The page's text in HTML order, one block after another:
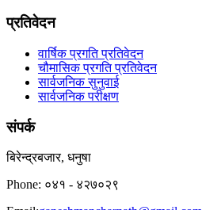
प्रतिवेदन
वार्षिक प्रगति प्रतिवेदन
चौमासिक प्रगति प्रतिवेदन
सार्वजनिक सुनुवाई
सार्वजनिक परीक्षण
संपर्क
बिरेन्द्रबजार, धनुषा
Phone: ०४१ - ४२७०२९